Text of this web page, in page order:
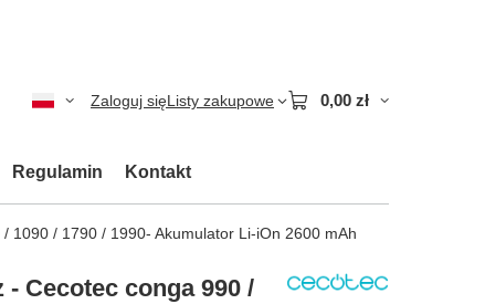
Zaloguj sięListy zakupowe 0,00 zł
Regulamin Kontakt
1090 / 1790 / 1990- Akumulator Li-iOn 2600 mAh
Cecotec conga 990 /